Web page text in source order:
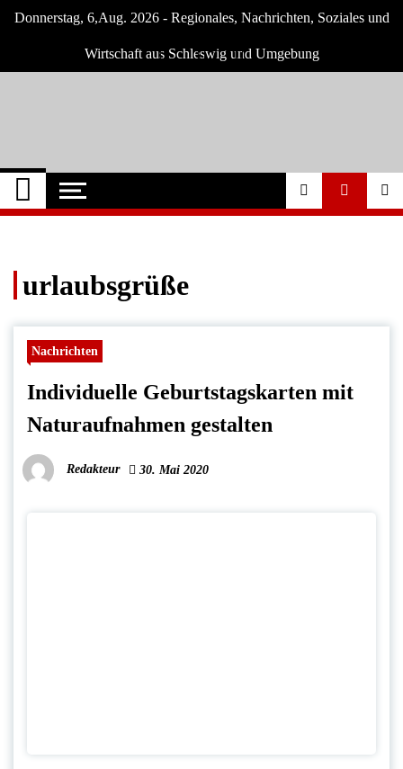
Skip
Donnerstag, 6,Aug. 2026 - Regionales, Nachrichten, Soziales und
Wirtschaft aus Schleswig und Umgebung
Schleswig Szene
Neuigkeiten und Nachrichten aus Schleswig
und Umgebung
urlaubsgrüße
Nachrichten
Individuelle Geburtstagskarten mit
Naturaufnahmen gestalten
Redakteur 30. Mai 2020